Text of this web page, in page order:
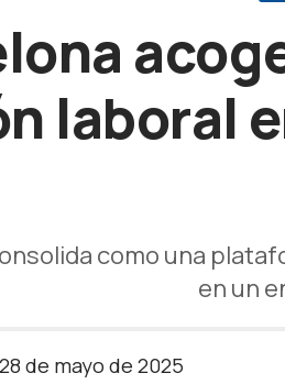
laboral
como una
en un
de mayo de 2025